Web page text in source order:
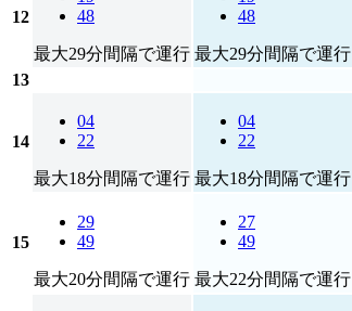
12
48
最大29分間隔で運行
48
最大29分間隔で運行
13
14
04
22
最大18分間隔で運行
04
22
最大18分間隔で運行
15
29
49
最大20分間隔で運行
27
49
最大22分間隔で運行